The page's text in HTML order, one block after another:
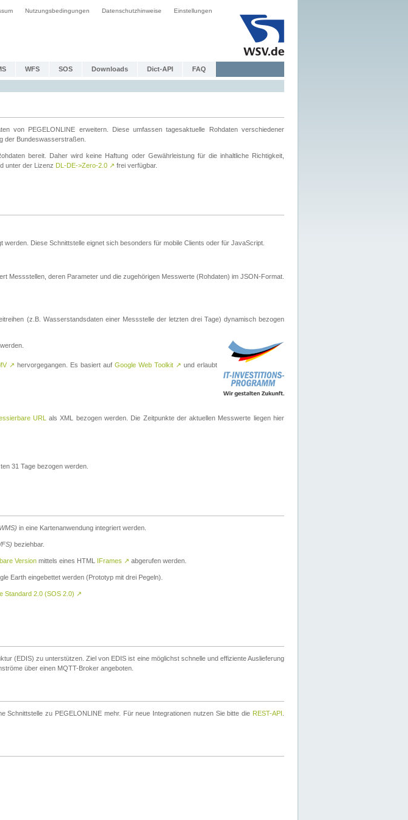
Nutzungsbedingungen Datenschutzhinweise Einstellungen
WFS SOS Downloads Dict-API FAQ
von PEGELONLINE erweitern. Diese umfassen tagesaktuelle Rohdaten verschiedener
der Bundeswasserstraßen.
bereit. Daher wird keine Haftung oder Gewährleistung für die inhaltliche Richtigkeit,
unter der Lizenz DL-DE->Zero-2.0 ↗ frei verfügbar.
Diese Schnittstelle eignet sich besonders für mobile Clients oder für JavaScript.
Messstellen, deren Parameter und die zugehörigen Messwerte (Rohdaten) im JSON-Format.
(z.B. Wasserstandsdaten einer Messstelle der letzten drei Tage) dynamisch bezogen
↗ hervorgegangen. Es basiert auf Google Web Toolkit ↗ und erlaubt
URL
als XML bezogen werden. Die Zeitpunkte der aktuellen Messwerte liegen hier
31 Tage bezogen werden.
in eine Kartenanwendung integriert werden.
beziehbar.
Version mittels eines HTML IFrames ↗ abgerufen werden.
Earth eingebettet werden (Prototyp mit drei Pegeln).
Standard 2.0 (SOS 2.0) ↗
(EDIS) zu unterstützen. Ziel von EDIS ist eine möglichst schnelle und effiziente Auslieferung
über einen MQTT-Broker angeboten.
Schnittstelle zu PEGELONLINE mehr. Für neue Integrationen nutzen Sie bitte die REST-API